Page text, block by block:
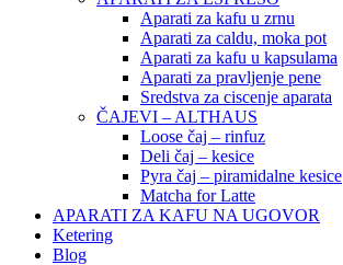
Aparati za kafu u zrnu
Aparati za caldu, moka pot
Aparati za kafu u kapsulama
Aparati za pravljenje pene
Sredstva za ciscenje aparata
ČAJEVI – ALTHAUS
Loose čaj – rinfuz
Deli čaj – kesice
Pyra čaj – piramidalne kesice
Matcha for Latte
APARATI ZA KAFU NA UGOVOR
Ketering
Blog